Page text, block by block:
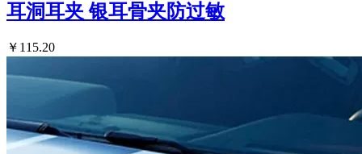
耳洞耳夹 银耳骨夹防过敏
￥115.20